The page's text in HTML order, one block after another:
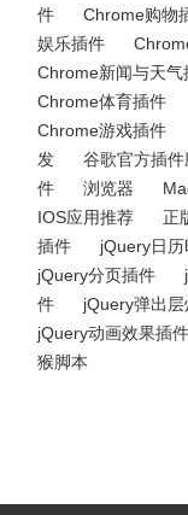
件
Chrome购物
娱乐插件
Chrome新闻与天气
Chrome体育插件
Chrome游戏插件
发
谷歌官方插件
件
浏览器
IOS应用推荐
正
插件
jQuery日
jQuery分页插件
件
jQuery弹出
jQuery动画效果插件
猴脚本